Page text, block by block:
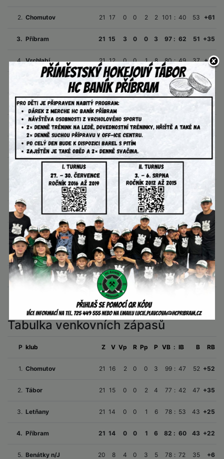
2. Chomutov 21 17 0 0 2 2 101 : 40 53 +61
3. Příbram 21 15 3 0 0 3 97 : 62 51 +35
4. Vrchlabí 21 12 0 0 1 8 80 : 49 37 +31
21 13 1 0 0 7 90 : 68 41 +22
6. Kobra Praha 20 10 34
7. Letňany 21 10 3 0 0 8 84 : 66 36
8. Benátky n/J 20 9 0 0
0 2 6
3 9
11. Most 21 1 0 1 11 77 : 83 27 -6
12. Písek 20 5 2 10 62 : 74 22 -12
13. Ústí nad Labem 21 4 2 0 2 13 60 : 75 18 -15
14. Hronov 20 7 0 0 0 13 58 : 89 21 -31
20 2 0 3
Tabulka venkovních zápasů
P klub Z V Vp R Pp P VB : IB B RB
1. Chomutov 21 16 2 0 0 3 99 : 47 52 +52
2. Tábor 21 15 0 0 2 4 77 : 42 47 +35
3. Letňany 21 14 0 0 1 6 78 : 53 43 +25
4. Příbram 21 14 0 0 1 6 82 : 60 43 +22
5. Benátky n/J 20 8 4 0 3 5 78 : 72 35 +6